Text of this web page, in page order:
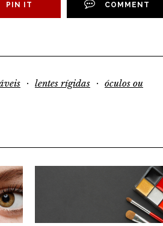
PIN IT COMMENT
· lentes rígidas · óculos ou